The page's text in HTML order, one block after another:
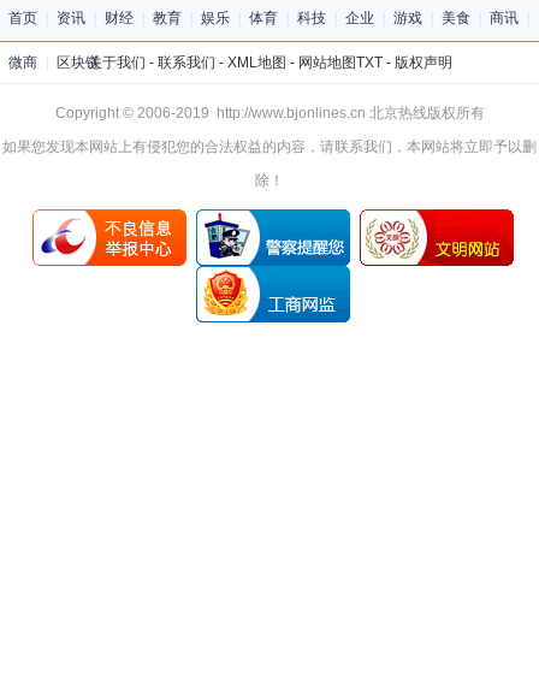
首页 资讯 财经 教育 娱乐 体育 科技 企业 游戏 美食 商讯
微商 区块链关于我们 - 联系我们 - XML地图 - 网站地图TXT- 版权声明
Copyright © 2006-2019 http://www.bjonlines.cn 北京热线版权所有
如果您发现本网站上有侵犯您的合法权益的内容，请联系我们，本网站将立即予以删
除！